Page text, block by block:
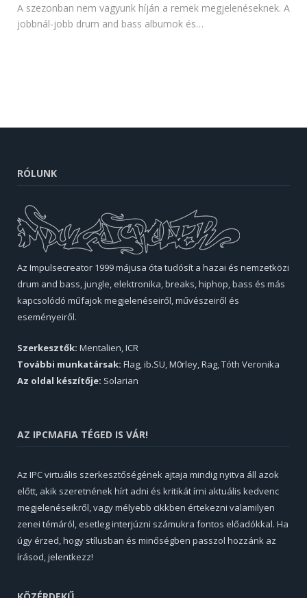
A szezonban nem vagyunk híján a remek megjelenéseknek. A
jobbnál-jobb drum and bass albumok és…
RÓLUNK
Az Impulsecreator 1999 májusa óta tudósít a hazai és nemzetközi
drum and bass, jungle, elektronika, breaks, hiphop, bass és más
kapcsolódó műfajok megjelenéseiről, művészeiről és
eseményeiről.
Szerkesztők: Mentalien, ICR
További munkatársak: Flag, ib.SU, M0rley, Rag, Tóth Veronika
Az oldal készítője: Solarian
AZ IPCMAFIA TÉGED IS VÁR!
Az IPC virtuális szerkesztőségének ajtaja mindig nyitva áll azok
előtt, akik szeretnének hírt adni és kritikát írni aktuális kedvenc
megjelenéseikről, vagy mélyebb cikkben értekezni valamilyen
zenei témáról, esetleg interjúzni számukra fontos előadókkal. Ha
úgy érzed, hogy stílusban és minőségben passzol hozzánk az
írásod, jelentkezz!